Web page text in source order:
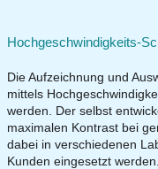
Hochgeschwindigkeits-
Die Aufzeichnung und
mittels
werden. Der selbst
maximalen Kontrast bei
dabei in verschiedenen
Kunden eingesetzt